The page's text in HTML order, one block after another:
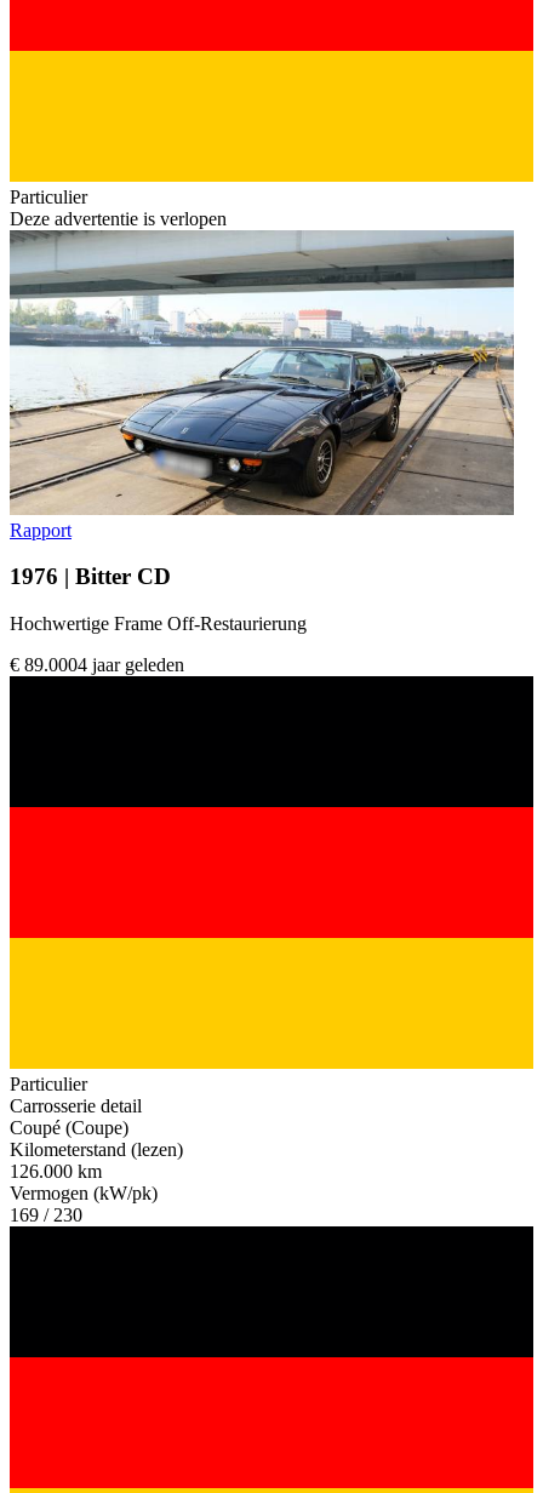
Particulier
Deze advertentie is verlopen
Rapport
1976 | Bitter CD
Hochwertige Frame Off-Restaurierung
€ 89.0004 jaar geleden
Particulier
Carrosserie detail
Coupé (Coupe)
Kilometerstand (lezen)
126.000 km
Vermogen (kW/pk)
169 / 230